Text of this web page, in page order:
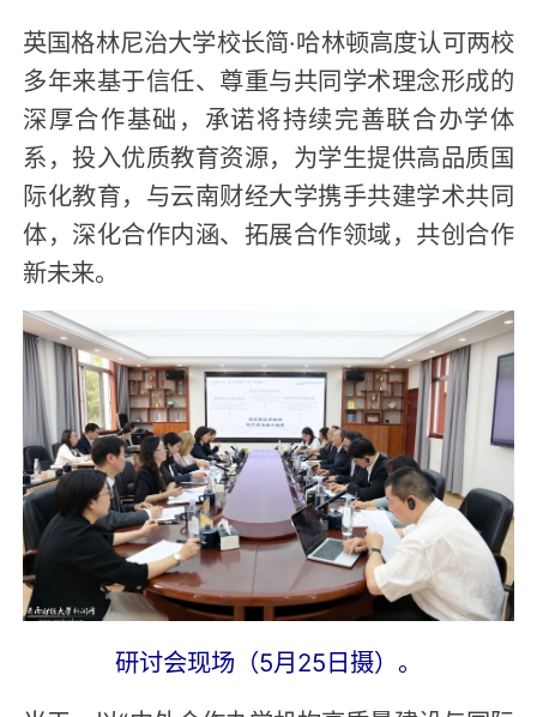
英国格林尼治大学校长简·哈林顿高度认可两校
多年来基于信任、尊重与共同学术理念形成的
深厚合作基础，承诺将持续完善联合办学体
系，投入优质教育资源，为学生提供高品质国
际化教育，与云南财经大学携手共建学术共同
体，深化合作内涵、拓展合作领域，共创合作
新未来。
研讨会现场（5月25日摄）。